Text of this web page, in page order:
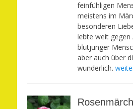
feinfühligen
meistens im
besonderen
lebte weit gegen
blutjunger
aber auch über
wunderlich.